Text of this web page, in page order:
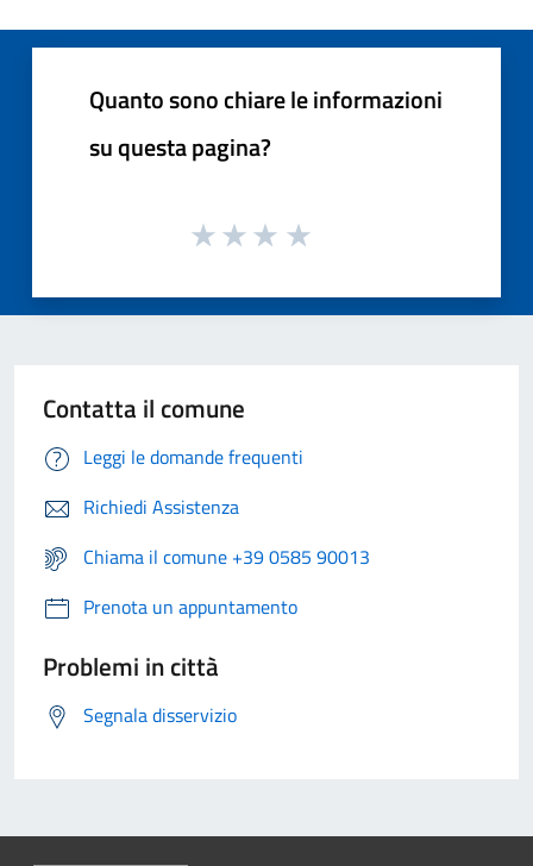
Quanto sono chiare le informazioni
su questa pagina?
Contatta il comune
Leggi le domande frequenti
Richiedi Assistenza
Chiama il comune +39 0585 90013
Prenota un appuntamento
Problemi in città
Segnala disservizio